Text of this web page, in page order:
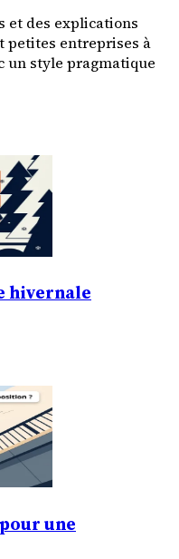
et des explications
petites entreprises à
un style pragmatique
hivernale
une